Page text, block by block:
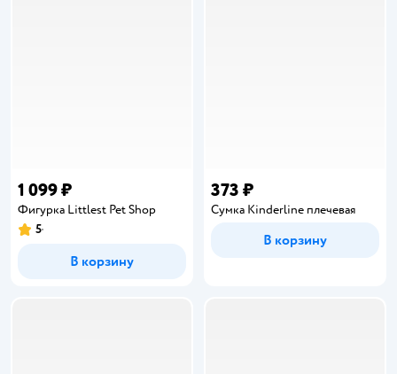
1 099 ₽
Фигурка Littlest Pet Shop
Рейтинг:
5
В корзину
373 ₽
Сумка Kinderline плечевая
В корзину